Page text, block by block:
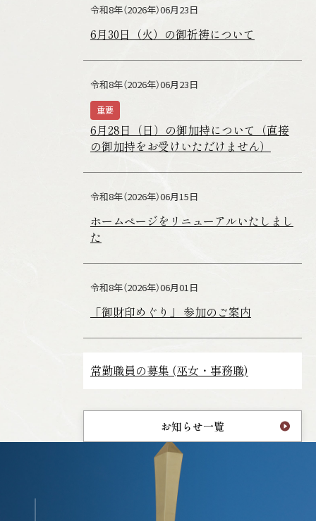
令和8年（2026年）06月23日
6月30日（火）の御祈祷について
令和8年（2026年）06月23日
重要
6月28日（日）の御加持について（直接
の御加持をお受けいただけません）
令和8年（2026年）06月15日
ホームページをリニューアルいたしまし
た
令和8年（2026年）06月01日
「御財印めぐり」 参加のご案内
常勤職員の募集 (巫女・事務職)
お知らせ一覧